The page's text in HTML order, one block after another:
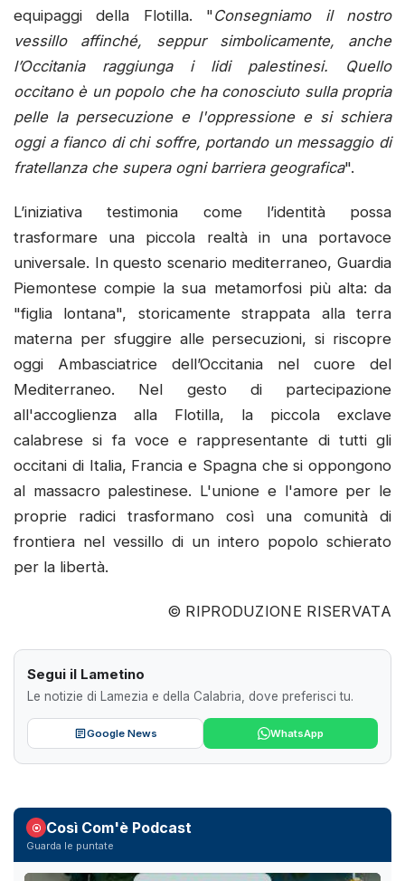
equipaggi della Flotilla. "Consegniamo il nostro
vessillo affinché, seppur simbolicamente, anche
l’Occitania raggiunga i lidi palestinesi. Quello
occitano è un popolo che ha conosciuto sulla propria
pelle la persecuzione e l'oppressione e si schiera
oggi a fianco di chi soffre, portando un messaggio di
fratellanza che supera ogni barriera geografica".
L’iniziativa testimonia come l’identità possa
trasformare una piccola realtà in una portavoce
universale. In questo scenario mediterraneo, Guardia
Piemontese compie la sua metamorfosi più alta: da
"figlia lontana", storicamente strappata alla terra
materna per sfuggire alle persecuzioni, si riscopre
oggi Ambasciatrice dell’Occitania nel cuore del
Mediterraneo. Nel gesto di partecipazione
all'accoglienza alla Flotilla, la piccola exclave
calabrese si fa voce e rappresentante di tutti gli
occitani di Italia, Francia e Spagna che si oppongono
al massacro palestinese. L'unione e l'amore per le
proprie radici trasformano così una comunità di
frontiera nel vessillo di un intero popolo schierato
per la libertà.
© RIPRODUZIONE RISERVATA
Segui il Lametino
Le notizie di Lamezia e della Calabria, dove preferisci tu.
Google News WhatsApp
Così Com'è Podcast
Guarda le puntate